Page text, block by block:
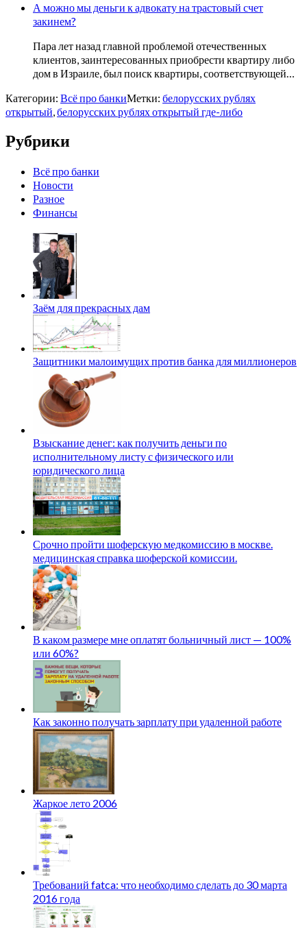
А можно мы деньги к адвокату на трастовый счет
закинем?
Пара лет назад главной проблемой отечественных
клиентов, заинтересованных приобрести квартиру либо
дом в Израиле, был поиск квартиры, соответствующей…
Категории: Всё про банкиМетки: белорусских рублях
открытый,белорусских рублях открытый где-либо
Рубрики
Всё про банки
Новости
Разное
Финансы
Заём для прекрасных дам
Защитники малоимущих против банка для миллионеров
Взыскание денег: как получить деньги по
исполнительному листу с физического или
юридического лица
Срочно пройти шоферскую медкомиссию в москве.
медицинская справка шоферской комиссии.
В каком размере мне оплатят больничный лист — 100%
или 60%?
Как законно получать зарплату при удаленной работе
Жаркое лето 2006
Требований fatca: что необходимо сделать до 30 марта
2016 года